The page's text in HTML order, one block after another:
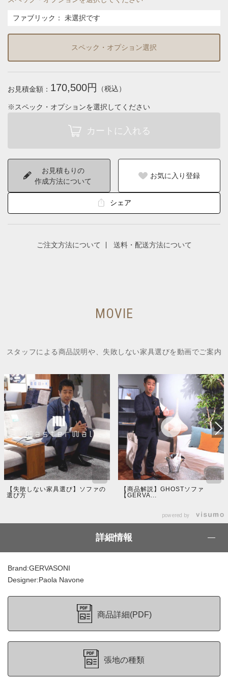
ファブリック ： 未選択です
スペック・オプション選択
お見積金額： 170,500円 （税込）
※スペック・オプションを選択してください
お見積もりの
作成方法について
お気に入り登録
シェア
ご注文方法について 送料・配送方法について
MOVIE
スタッフによる商品説明や、失敗しない家具選びを動画でご案内
【失敗しない家具選び】ソファの
選び方
【商品解説】GHOSTソファ
【GERVA...
powered by
詳細情報
Brand:GERVASONI
Designer:Paola Navone
商品詳細(PDF)
張地の種類